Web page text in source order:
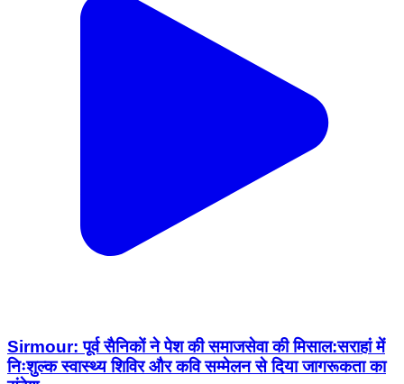
Sirmour: पूर्व सैनिकों ने पेश की समाजसेवा की मिसाल:सराहां में
निःशुल्क स्वास्थ्य शिविर और कवि सम्मेलन से दिया जागरूकता का